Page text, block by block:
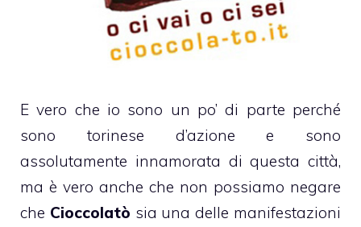
E vero che io sono un po’ di parte perché
sono torinese d’azione e sono
assolutamente innamorata di questa città,
ma è vero anche che non possiamo negare
che Cioccolatò sia una delle manifestazioni